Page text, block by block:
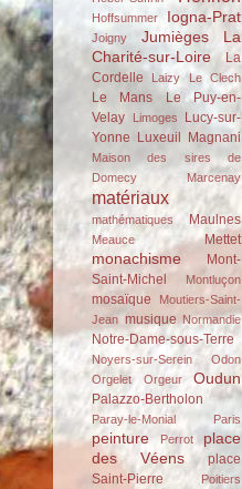
Hoffsummer Iogna-Prat
Joigny Jumièges
La
Charité-sur-Loire
La
Cordelle
Laizy Le Clech
Le Mans
Le Puy-en-
Velay
Limoges
Lucy-sur-
Yonne Luxeuil Magnani
Maison des sires de
Domecy
Marcenay
matériaux
mathématiques Maulnes
Meauce Mettet
monachisme
Mont-
Saint-Michel
Montluçon
mosaïque
Moutiers-Saint-
Jean musique Normandie
Notre-Dame-sous-Terre
Noyers-sur-Serein
Odon
Orgelet
Orgeur Oudun
Palazzo-Bertholon
Paray-le-Monial Paris
peinture Perrot
place
des Véens
place
Saint-Pierre
Poitiers